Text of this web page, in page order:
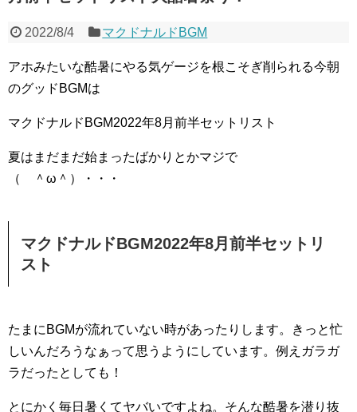
2022/8/4 マクドナルドBGM
アホみたいな酷暑にやる気ゲージを根こそぎ削られる今朝
のグッドBGMは
マクドナルドBGM2022年8月前半セットリスト
夏はまだまだ始まったばかりとかマジで
（ ＾ω＾）・・・
マクドナルドBGM2022年8月前半セットリ
スト
たまにBGMが流れていない時があったりします。きっと忙
しいんだろうなぁって思うようにしています。例えガラガ
ラだったとしても！
とにかく毎日暑くてヤバいですよね。そんな酷暑を潜り抜